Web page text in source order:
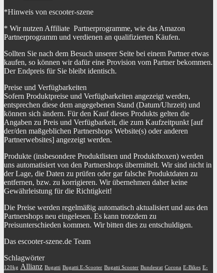
*Hinweis von escooter-szene
* Wir nutzen Affiliate Partnerprogramme, wie das Amazon
Partnerprogramm und verdienen an qualifizierten Käufen.
Sollten Sie nach dem Besuch unserer Seite bei einem Partner etwas
kaufen, so können wir dafür eine Provision vom Partner bekommen.
Der Endpreis für Sie bleibt identisch.
Preise und Verfügbarkeiten
Sofern Produktpreise und Verfügbarkeiten angezeigt werden,
entsprechen diese dem angegebenen Stand (Datum/Uhrzeit) und
können sich ändern. Für den Kauf dieses Produkts gelten die
Angaben zu Preis und Verfügbarkeit, die zum Kaufzeitpunkt [auf
der/den maßgeblichen Partnershops Website(s) oder anderen
Partnerwebsites] angezeigt werden.
Produkte (insbesondere Produktlisten und Produktboxen) werden
uns automatisiert von den Partnershops übermittelt. Wir sind nicht in
der Lage, die Daten zu prüfen oder gar falsche Produktdaten zu
entfernen, bzw. zu korrigieren. Wir übernehmen daher keine
Gewährleistung für die Richtigkeit!
Die Preise werden regelmäßig automatisch aktualisiert und aus den
Partnershops neu eingelesen. Es kann trotzdem zu
Preisunterschieden kommen. Wir bitten dies zu entschuldigen.
Das escooter-szene.de Team
Schlagwörter
120kg Allianz Bugatti Bugatti E-Scooter Bugatti Scooter Bundesrat Corona E-Bikes E-